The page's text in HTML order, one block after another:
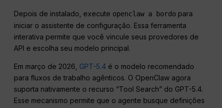
Depois de instalado, execute openclaw a bordo para
iniciar o assistente de configuração. Essa ferramenta
interativa permite que você vincule seus provedores de
API e escolha seu modelo principal.
Em março de 2026, GPT-5.4 é o modelo recomendado
para fluxos de trabalho agênticos. O OpenClaw agora
suporta nativamente o recurso “Tool Search” do GPT-5.4.
Esse mecanismo permite que o agente busque definições